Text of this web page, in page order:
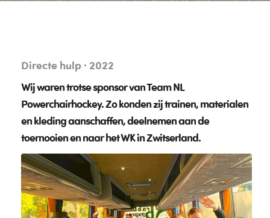
Directe hulp · 2022
Wij waren trotse sponsor vanTeam NL
Powerchairhockey. Zo konden zij trainen, materialen
en kleding aanschaffen, deelnemen aan de
toernooien en naar het WK in Zwitserland.